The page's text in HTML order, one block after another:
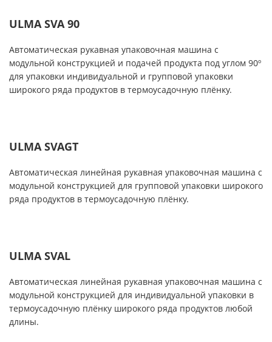
ULMA SVA 90
Автоматическая рукавная упаковочная машина с
модульной конструкцией и подачей продукта под углом 90º
для упаковки индивидуальной и групповой упаковки
широкого ряда продуктов в термоусадочную плёнку.
ULMA SVAGT
Автоматическая линейная рукавная упаковочная машина с
модульной конструкцией для групповой упаковки широкого
ряда продуктов в термоусадочную плёнку.
ULMA SVAL
Автоматическая линейная рукавная упаковочная машина с
модульной конструкцией для индивидуальной упаковки в
термоусадочную плёнку широкого ряда продуктов любой
длины.